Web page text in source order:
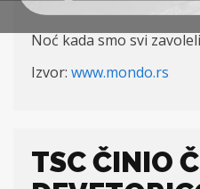
Noć kada smo svi
Izvor: www.mondo.rs
TSC ČINIO